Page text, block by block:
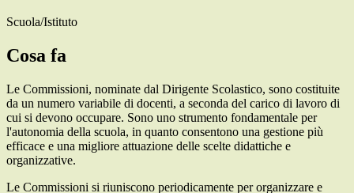
Scuola/Istituto
Cosa fa
Le Commissioni, nominate dal Dirigente Scolastico, sono costituite
da un numero variabile di docenti, a seconda del carico di lavoro di
cui si devono occupare. Sono uno strumento fondamentale per
l'autonomia della scuola, in quanto consentono una gestione più
efficace e una migliore attuazione delle scelte didattiche e
organizzative.
Le Commissioni si riuniscono periodicamente per organizzare e